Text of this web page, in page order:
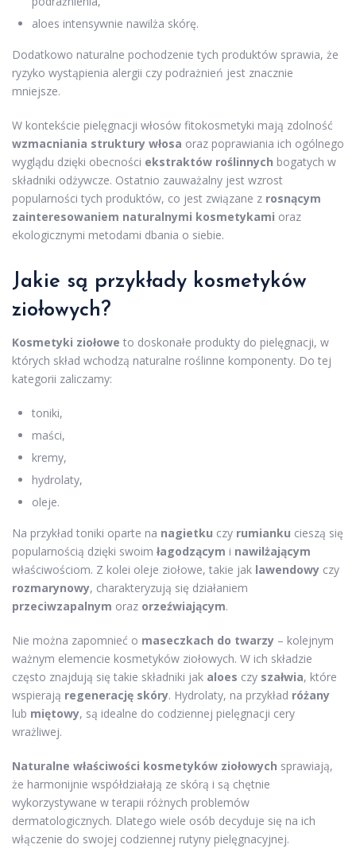
aloes intensywnie nawilża skórę.
Dodatkowo naturalne pochodzenie tych produktów sprawia, że
ryzyko wystąpienia alergii czy podrażnień jest znacznie
mniejsze.
W kontekście pielęgnacji włosów fitokosmetyki mają zdolność
wzmacniania struktury włosa oraz poprawiania ich ogólnego
wyglądu dzięki obecności ekstraktów roślinnych bogatych w
składniki odżywcze. Ostatnio zauważalny jest wzrost
popularności tych produktów, co jest związane z rosnącym
zainteresowaniem naturalnymi kosmetykami oraz
ekologicznymi metodami dbania o siebie.
Jakie są przykłady kosmetyków
ziołowych?
Kosmetyki ziołowe to doskonałe produkty do pielęgnacji, w
których skład wchodzą naturalne roślinne komponenty. Do tej
kategorii zaliczamy:
toniki,
maści,
kremy,
hydrolaty,
oleje.
Na przykład toniki oparte na nagietku czy rumianku cieszą się
popularnością dzięki swoim łagodzącym i nawilżającym
właściwościom. Z kolei oleje ziołowe, takie jak lawendowy czy
rozmarynowy, charakteryzują się działaniem
przeciwzapalnym oraz orzeźwiającym.
Nie można zapomnieć o maseczkach do twarzy – kolejnym
ważnym elemencie kosmetyków ziołowych. W ich składzie
często znajdują się takie składniki jak aloes czy szałwia, które
wspierają regenerację skóry. Hydrolaty, na przykład różany
lub miętowy, są idealne do codziennej pielęgnacji cery
wrażliwej.
Naturalne właściwości kosmetyków ziołowych sprawiają,
że harmonijnie współdziałają ze skórą i są chętnie
wykorzystywane w terapii różnych problemów
dermatologicznych. Dlatego wiele osób decyduje się na ich
włączenie do swojej codziennej rutyny pielęgnacyjnej.